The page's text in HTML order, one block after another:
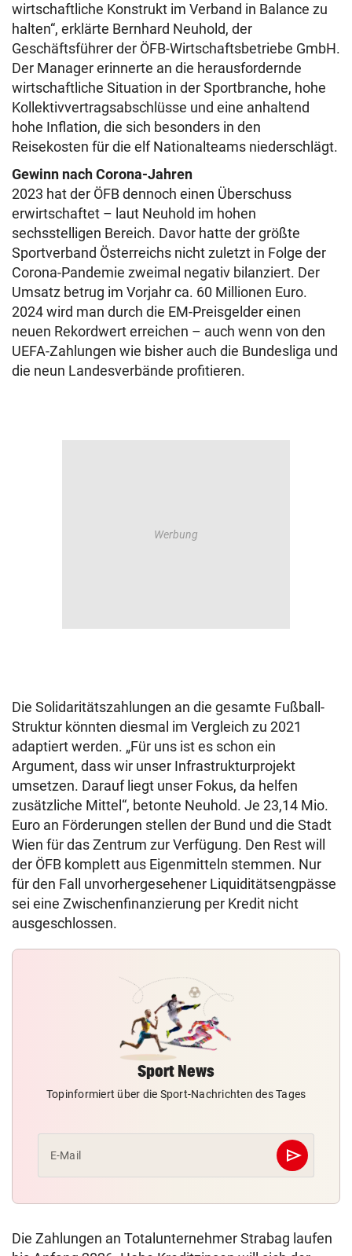
wirtschaftliche Konstrukt im Verband in Balance zu
halten“, erklärte Bernhard Neuhold, der
Geschäftsführer der ÖFB-Wirtschaftsbetriebe GmbH.
Der Manager erinnerte an die herausfordernde
wirtschaftliche Situation in der Sportbranche, hohe
Kollektivvertragsabschlüsse und eine anhaltend
hohe Inflation, die sich besonders in den
Reisekosten für die elf Nationalteams niederschlägt.
Gewinn nach Corona-Jahren
2023 hat der ÖFB dennoch einen Überschuss
erwirtschaftet – laut Neuhold im hohen
sechsstelligen Bereich. Davor hatte der größte
Sportverband Österreichs nicht zuletzt in Folge der
Corona-Pandemie zweimal negativ bilanziert. Der
Umsatz betrug im Vorjahr ca. 60 Millionen Euro.
2024 wird man durch die EM-Preisgelder einen
neuen Rekordwert erreichen – auch wenn von den
UEFA-Zahlungen wie bisher auch die Bundesliga und
die neun Landesverbände profitieren.
Die Solidaritätszahlungen an die gesamte Fußball-
Struktur könnten diesmal im Vergleich zu 2021
adaptiert werden. „Für uns ist es schon ein
Argument, dass wir unser Infrastrukturprojekt
umsetzen. Darauf liegt unser Fokus, da helfen
zusätzliche Mittel“, betonte Neuhold. Je 23,14 Mio.
Euro an Förderungen stellen der Bund und die Stadt
Wien für das Zentrum zur Verfügung. Den Rest will
der ÖFB komplett aus Eigenmitteln stemmen. Nur
für den Fall unvorhergesehener Liquiditätsengpässe
sei eine Zwischenfinanzierung per Kredit nicht
ausgeschlossen.
Sport News
Topinformiert über die Sport-Nachrichten des Tages
E-Mail send
Abschicken
Die Zahlungen an Totalunternehmer Strabag laufen